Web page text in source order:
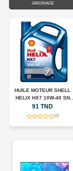
JARDINAGE
HUILE MOTEUR SHELL
HELIX HX7 10W-40 SN
PLUS – 5 L
91 TND
(0)